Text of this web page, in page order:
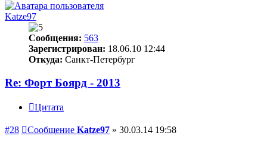
Katze97
Сообщения: 563
Зарегистрирован: 18.06.10 12:44
Откуда: Санкт-Петербург
Re: Форт Боярд - 2013
Цитата
#28 Сообщение Katze97 » 30.03.14 19:58